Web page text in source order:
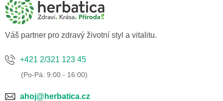
p
a
Váš partner pro zdravý životní styl a vitalitu.
+421 2/321 123 45
ahoj@herbatica.cz